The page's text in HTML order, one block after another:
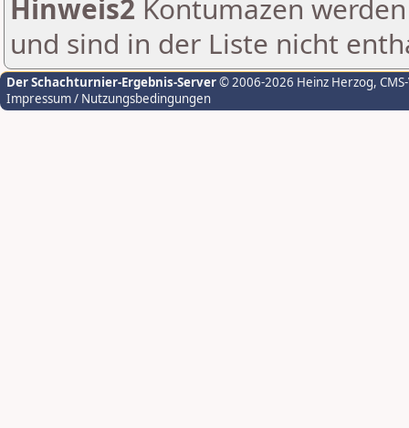
Hinweis2 Kontumazen
und sind in der Liste nicht
Der Schachturnier-Ergebnis-Server© 2006-2026 Heinz Herzog,
Impressum / Nutzungsbedingungen